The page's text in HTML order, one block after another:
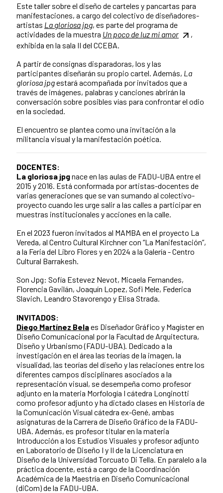
Este taller sobre el diseño de carteles y pancartas para
manifestaciones, a cargo del colectivo de diseñadores-
artistas La gloriosa jpg, es parte del programa de
actividades de la muestra Un poco de luz mi amor
,
exhibida en la sala II del CCEBA.
A partir de consignas disparadoras, los y las
participantes diseñarán su propio cartel. Además, La
gloriosa jpgestará acompañada por invitados que a
través de imágenes, palabras y canciones abrirán la
conversación sobre posibles vías para confrontar el odio
en la sociedad.
El encuentro se plantea como una invitación a la
militancia visual y la manifestación poética.
DOCENTES:
La gloriosa jpgnace en las aulas de FADU-UBA entre el
2015 y 2016. Está conformada por artistas-docentes de
varias generaciones que se van sumando al colectivo-
proyecto cuando les urge salir a las calles a participar en
muestras institucionales y acciones en la calle.
En el 2023 fueron invitados al MAMBA en el proyecto La
Vereda, al Centro Cultural Kirchner con “La Manifestación”,
a la Feria del Libro Flores y en 2024 a la Galería - Centro
Cultural Barrakesh.
Son Jpg: Sofía Estevez Nevot, Micaela Fernandes,
Florencia Gavilán, Joaquín Lopez, Sofi Mele, Federica
Slavich, Leandro Stavorengo y Elisa Strada.
INVITADOS:
Diego Martínez Belaes Diseñador Gráfico y Magíster en
Diseño Comunicacional por la Facultad de Arquitectura,
Diseño y Urbanismo (FADU-UBA). Dedicado a la
investigación en el área las teorías de la imagen, la
visualidad, las teorías del diseño y las relaciones entre los
diferentes campos disciplinares asociados a la
representación visual, se desempeña como profesor
adjunto en la materia Morfología I cátedra Longinotti
como profesor adjunto y ha dictado clases en Historia de
la Comunicación Visual cátedra ex-Gené, ambas
asignaturas de la Carrera de Diseño Gráfico de la FADU-
UBA. Además, es profesor titular en la materia
Introducción a los Estudios Visuales y profesor adjunto
en Laboratorio de Diseño I y II de la Licenciatura en
Diseño de la Universidad Torcuato Di Tella. En paralelo a la
práctica docente, está a cargo de la Coordinación
Académica de la Maestría en Diseño Comunicacional
(diCom) de la FADU-UBA.